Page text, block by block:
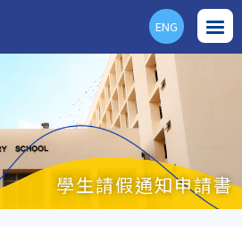
ENG
學生請假通知申請書